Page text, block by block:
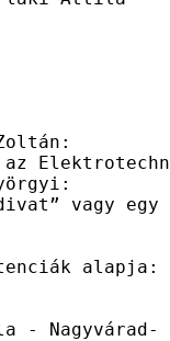
vagy
alapja:
Nagyvárad-